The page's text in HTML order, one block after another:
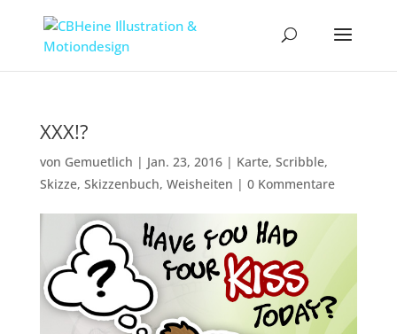
XXX!?
von Gemuetlich | Jan. 23, 2016| Karte, Scribble,
Skizze, Skizzenbuch, Weisheiten | 0 Kommentare